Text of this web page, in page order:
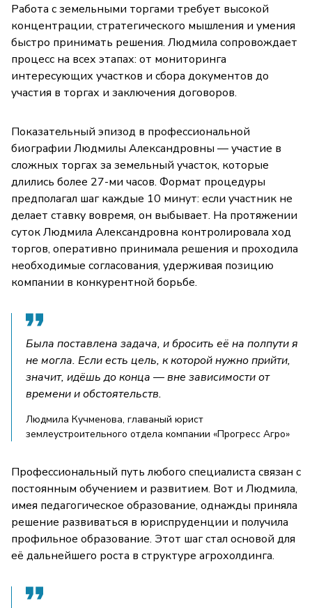
Работа с земельными торгами требует высокой
концентрации, стратегического мышления и умения
быстро принимать решения. Людмила сопровождает
процесс на всех этапах: от мониторинга
интересующих участков и сбора документов до
участия в торгах и заключения договоров.
Показательный эпизод в профессиональной
биографии Людмилы Александровны — участие в
сложных торгах за земельный участок, которые
длились более 27-ми часов. Формат процедуры
предполагал шаг каждые 10 минут: если участник не
делает ставку вовремя, он выбывает. На протяжении
суток Людмила Александровна контролировала ход
торгов, оперативно принимала решения и проходила
необходимые согласования, удерживая позицию
компании в конкурентной борьбе.
Была поставлена задача, и бросить её на полпути я
не могла. Если есть цель, к которой нужно прийти,
значит, идёшь до конца — вне зависимости от
времени и обстоятельств.
Людмила Кучменова, главаный юрист
землеустроительного отдела компании «Прогресс Агро»
Профессиональный путь любого специалиста связан с
постоянным обучением и развитием. Вот и Людмила,
имея педагогическое образование, однажды приняла
решение развиваться в юриспруденции и получила
профильное образование. Этот шаг стал основой для
её дальнейшего роста в структуре агрохолдинга.